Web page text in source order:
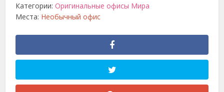
Категории:Оригинальные офисы Мира
Места: Необычный офис